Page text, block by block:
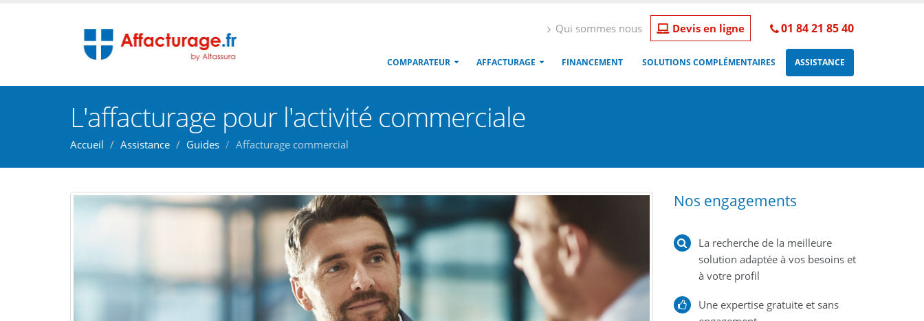
Qui sommes nous Devis en ligne 01 84 21 85 40
COMPARATEUR AFFACTURAGE FINANCEMENT SOLUTIONS COMPLÉMENTAIRES ASSISTANCE
L'affacturage pour l'activité commerciale
Accueil Assistance Guides Affacturage commercial
Nos engagements
La recherche de la meilleure
solution adaptée à vos besoins et
à votre profil
Une expertise gratuite et sans